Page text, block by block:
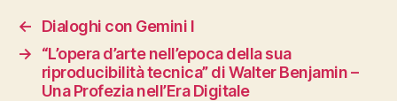
←
Dialoghi con Gemini I
→
“L’opera d’arte nell’epoca della sua
riproducibilità tecnica” di Walter Benjamin –
Una Profezia nell’Era Digitale